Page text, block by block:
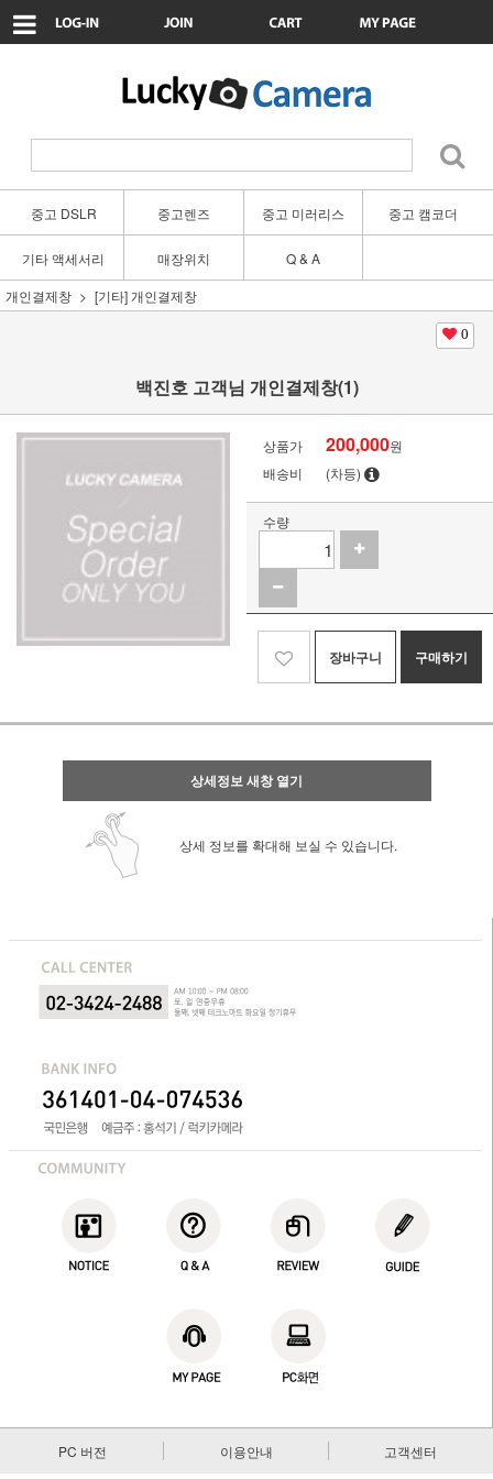
중고 DSLR 중고렌즈 중고 미러리스 중고 캠코더
기타 액세서리 매장위치
Q & A
개인결제창
[기타] 개인결제창
0
백진호 고객님 개인결제창(1)
상품가 200,000원
배송비
(차등)
수량
장바구니 구매하기
상세정보 새창 열기
상세 정보를 확대해 보실 수 있습니다.
PC 버전 이용안내 고객센터